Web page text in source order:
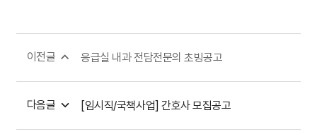
이전글 응급실 내과 전담전문의 초빙공고
다음글 [임시직/국책사업] 간호사 모집공고